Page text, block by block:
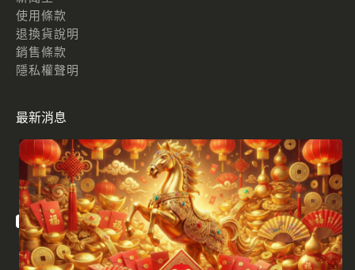
使用條款
退換貨說明
銷售條款
隱私權聲明
最新消息